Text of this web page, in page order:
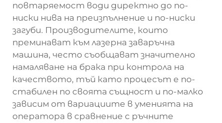
повтаряемост води директно до по-
ниски нива на преизпълнение и по-ниски
загуби. Производителите, които
преминават към лазерна заваръчна
машина, често съобщават значително
намаляване на брака при контрола на
качеството, тъй като процесът е по-
стабилен по своята същност и по-малко
зависим от вариациите в уменията на
оператора в сравнение с ръчните